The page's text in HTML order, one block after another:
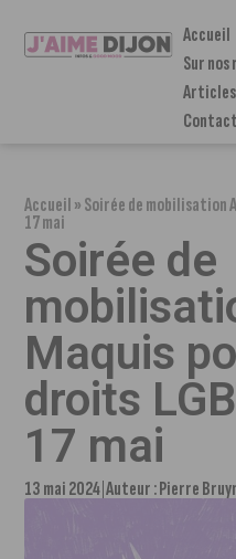
Accueil
Sur nos
Articles
Contact
Accueil»Soirée de mobilisation
17 mai
Soirée de
Maquis
droits
17 mai
13 mai 2024 Auteur :Pierre